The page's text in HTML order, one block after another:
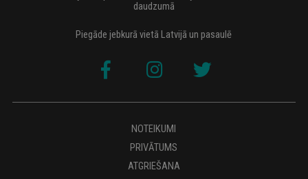
daudzumā
Piegāde jebkurā vietā Latvijā un pasaulē
NOTEIKUMI
PRIVĀTUMS
ATGRIEŠANA